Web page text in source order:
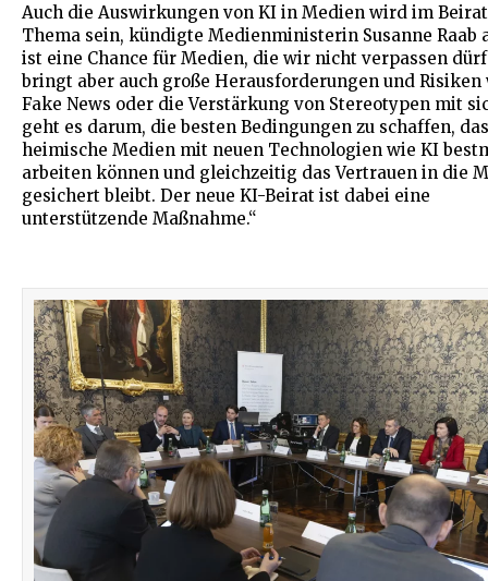
Auch die Auswirkungen von KI in Medien wird im
Thema sein, kündigte Medienministerin Susanne Raab
ist eine Chance für Medien, die wir nicht verpassen
bringt aber auch große Herausforderungen und Risiken
Fake News oder die Verstärkung von Stereotypen mit
geht es darum, die besten Bedingungen zu schaffen,
heimische Medien mit neuen Technologien wie KI
arbeiten können und gleichzeitig das Vertrauen in die
gesichert bleibt. Der neue KI-Beirat ist dabei eine
unterstützende Maßnahme.“